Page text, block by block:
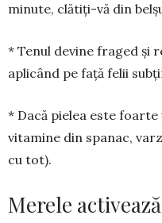
minute, clătiți-vă din
* Tenul devine fraged și
aplicând pe față felii
* Dacă pielea este
vitamine din spa­nac,
cu tot).
Merele